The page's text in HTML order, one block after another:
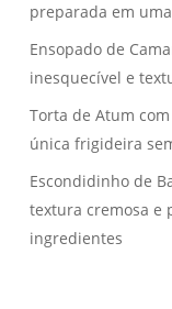
preparada em
Ensopado de
inesquecível e
Torta de Atum
única frigideira
Escondidinho de
textura cremosa e
ingredientes